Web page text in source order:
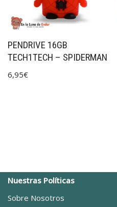
PENDRIVE 16GB
TECH1TECH – SPIDERMAN
6,95€
Nuestras Políticas
Sobre Nosotros